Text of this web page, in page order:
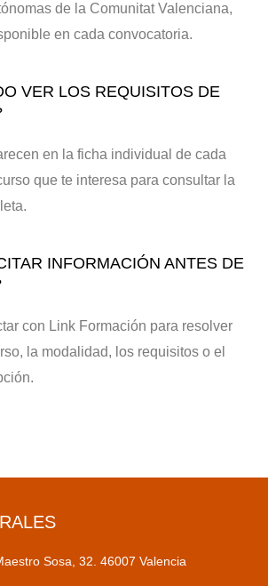
de la Comunitat Valenciana,
en cada convocatoria.
VER LOS REQUISITOS DE
en la ficha individual de cada
que te interesa para consultar la
INFORMACIÓN ANTES DE
con Link Formación para resolver
la modalidad, los requisitos o el
Sosa, 32. 46007 Valencia